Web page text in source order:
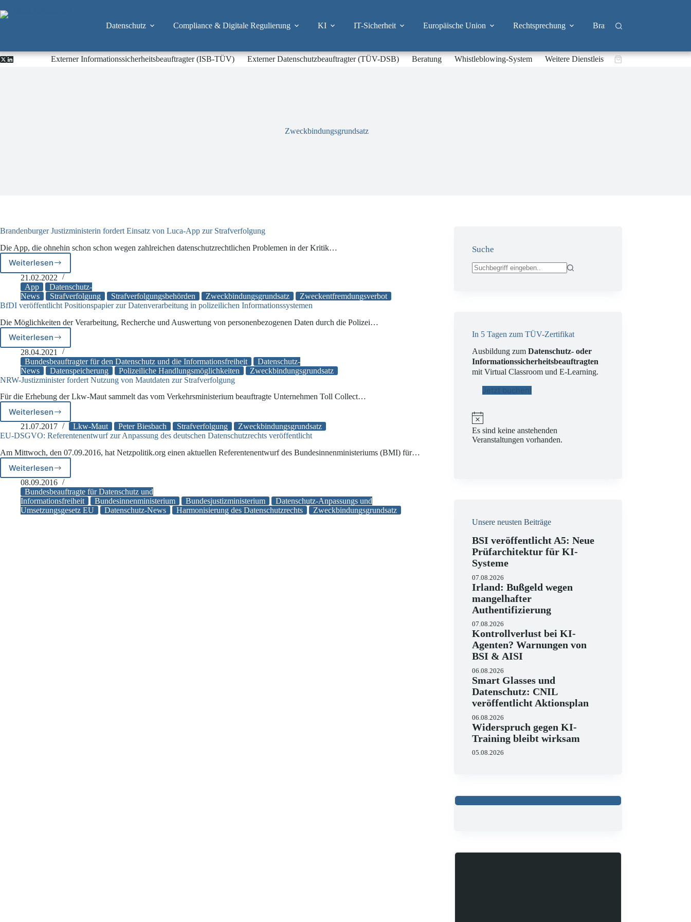
Inhalt
Datenschutz Compliance & Digitale Regulierung KI IT-Sicherheit Europäische Union Rechtsprechung Branchen
Externer Informationssicherheitsbeauftragter (ISB-TÜV) Externer Datenschutzbeauftragter (TÜV-DSB) Beratung Whistleblowing-System Weitere DienstleistungenWarenkorb
Zweckbindungsgrundsatz
Brandenburger Justizministerin fordert Einsatz von Luca-App zur Strafverfolgung
Die App, die ohnehin schon schon wegen zahlreichen datenschutzrechtlichen Problemen in der Kritik…
WeiterlesenBrandenburger
Justizministerin
fordert
Einsatz
von
App
zur
Strafverfolgung
21.02.2022
App
Datenschutz-
News
Strafverfolgung Strafverfolgungsbehörden Zweckbindungsgrundsatz
Zweckentfremdungsverbot
BfDI veröffentlicht Positionspapier zur Datenverarbeitung in polizeilichen Informationssystemen
Die Möglichkeiten der Verarbeitung, Recherche und Auswertung von personenbezogenen Daten durch die Polizei…
Weiterlesen
BfDI
veröffentlicht
Positionspapier
zur
Datenverarbeitung
polizeilichen
Informationssystemen
28.04.2021
Bundesbeauftragter für den Datenschutz und die Informationsfreiheit
Datenschutz-
News
Datenspeicherung Polizeiliche Handlungsmöglichkeiten
Zweckbindungsgrundsatz
NRW-Justizminister fordert Nutzung von Mautdaten zur Strafverfolgung
Für die Erhebung der Lkw-Maut sammelt das vom Verkehrsministerium beauftragte Unternehmen Toll Collect…
Weiterlesen
NRW-
Justizminister
fordert
von
Mautdaten
zur
Strafverfolgung
21.07.2017 Lkw-Maut Peter Biesbach Strafverfolgung
Zweckbindungsgrundsatz
EU-DSGVO: Referentenentwurf zur Anpassung des deutschen Datenschutzrechts veröffentlicht
Am Mittwoch, den 07.09.2016, hat Netzpolitik.org einen aktuellen Referentenentwurf des Bundesinnenministeriums (BMI) für…
Weiterlesen
EU-
DSGVO:
Referentenentwurf
zur
Anpassung
08.09.2016
Bundesbeauftragte für Datenschutz und
Informationsfreiheit
Bundesinnenministerium Bundesjustizministerium
Datenschutz-Anpassungs und
Umsetzungsgesetz EU
Datenschutz-News Harmonisierung des Datenschutzrechts Zweckbindungsgrundsatz
Suche
In 5 Tagen zum TÜV-Zertifikat
Ausbildung zumDatenschutz- oder
Informationssicherheitsbeauftragten
mit Virtual Classroom und E-Learning.
Jetzt buchen!
H
i
n
w
Es sind keine anstehenden
Veranstaltungen vorhanden.
Unsere neusten Beiträge
BSI veröffentlicht A5: Neue
Prüfarchitektur für KI-
Systeme
07.08.2026
Irland: Bußgeld wegen
mangelhafter
Authentifizierung
07.08.2026
Kontrollverlust bei KI-
Agenten? Warnungen von
BSI & AISI
06.08.2026
Smart Glasses und
Datenschutz: CNIL
veröffentlicht Aktionsplan
06.08.2026
Widerspruch gegen KI-
Training bleibt wirksam
05.08.2026